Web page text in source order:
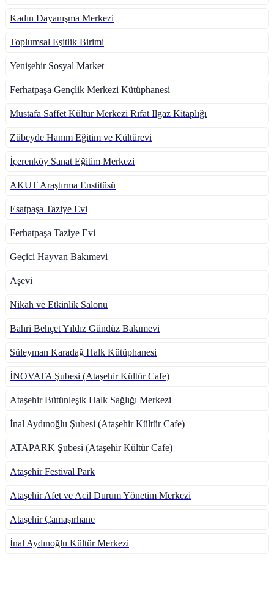
Kadın Dayanışma Merkezi
Toplumsal Eşitlik Birimi
Yenişehir Sosyal Market
Ferhatpaşa Gençlik Merkezi Kütüphanesi
Mustafa Saffet Kültür Merkezi Rıfat Ilgaz Kitaplığı
Zübeyde Hanım Eğitim ve Kültürevi
İçerenköy Sanat Eğitim Merkezi
AKUT Araştırma Enstitüsü
Esatpaşa Taziye Evi
Ferhatpaşa Taziye Evi
Geçici Hayvan Bakımevi
Aşevi
Nikah ve Etkinlik Salonu
Bahri Behçet Yıldız Gündüz Bakımevi
Süleyman Karadağ Halk Kütüphanesi
İNOVATA Şubesi (Ataşehir Kültür Cafe)
Ataşehir Bütünleşik Halk Sağlığı Merkezi
İnal Aydınoğlu Şubesi (Ataşehir Kültür Cafe)
ATAPARK Şubesi (Ataşehir Kültür Cafe)
Ataşehir Festival Park
Ataşehir Afet ve Acil Durum Yönetim Merkezi
Ataşehir Çamaşırhane
İnal Aydınoğlu Kültür Merkezi